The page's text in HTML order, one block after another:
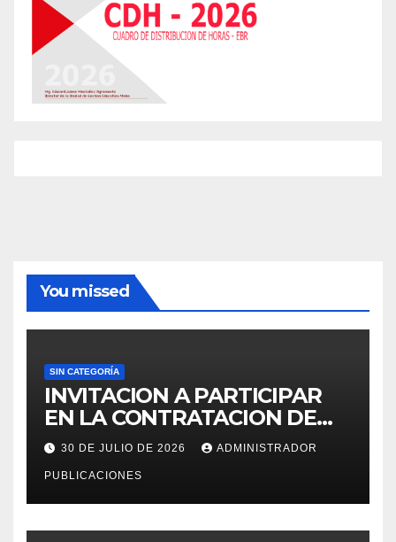
You missed
SIN CATEGORÍA
INVITACION A PARTICIPAR
EN LA CONTRATACION DE
SERVICIO DE ESPECIALISTA
EN RECURSOS HUMANOS
PARA LA OFICINA DE
ADMINISTRACION DE
PERSONAL – UGEL MOHO.
30 DE JULIO DE 2026 ADMINISTRADOR
PUBLICACIONES